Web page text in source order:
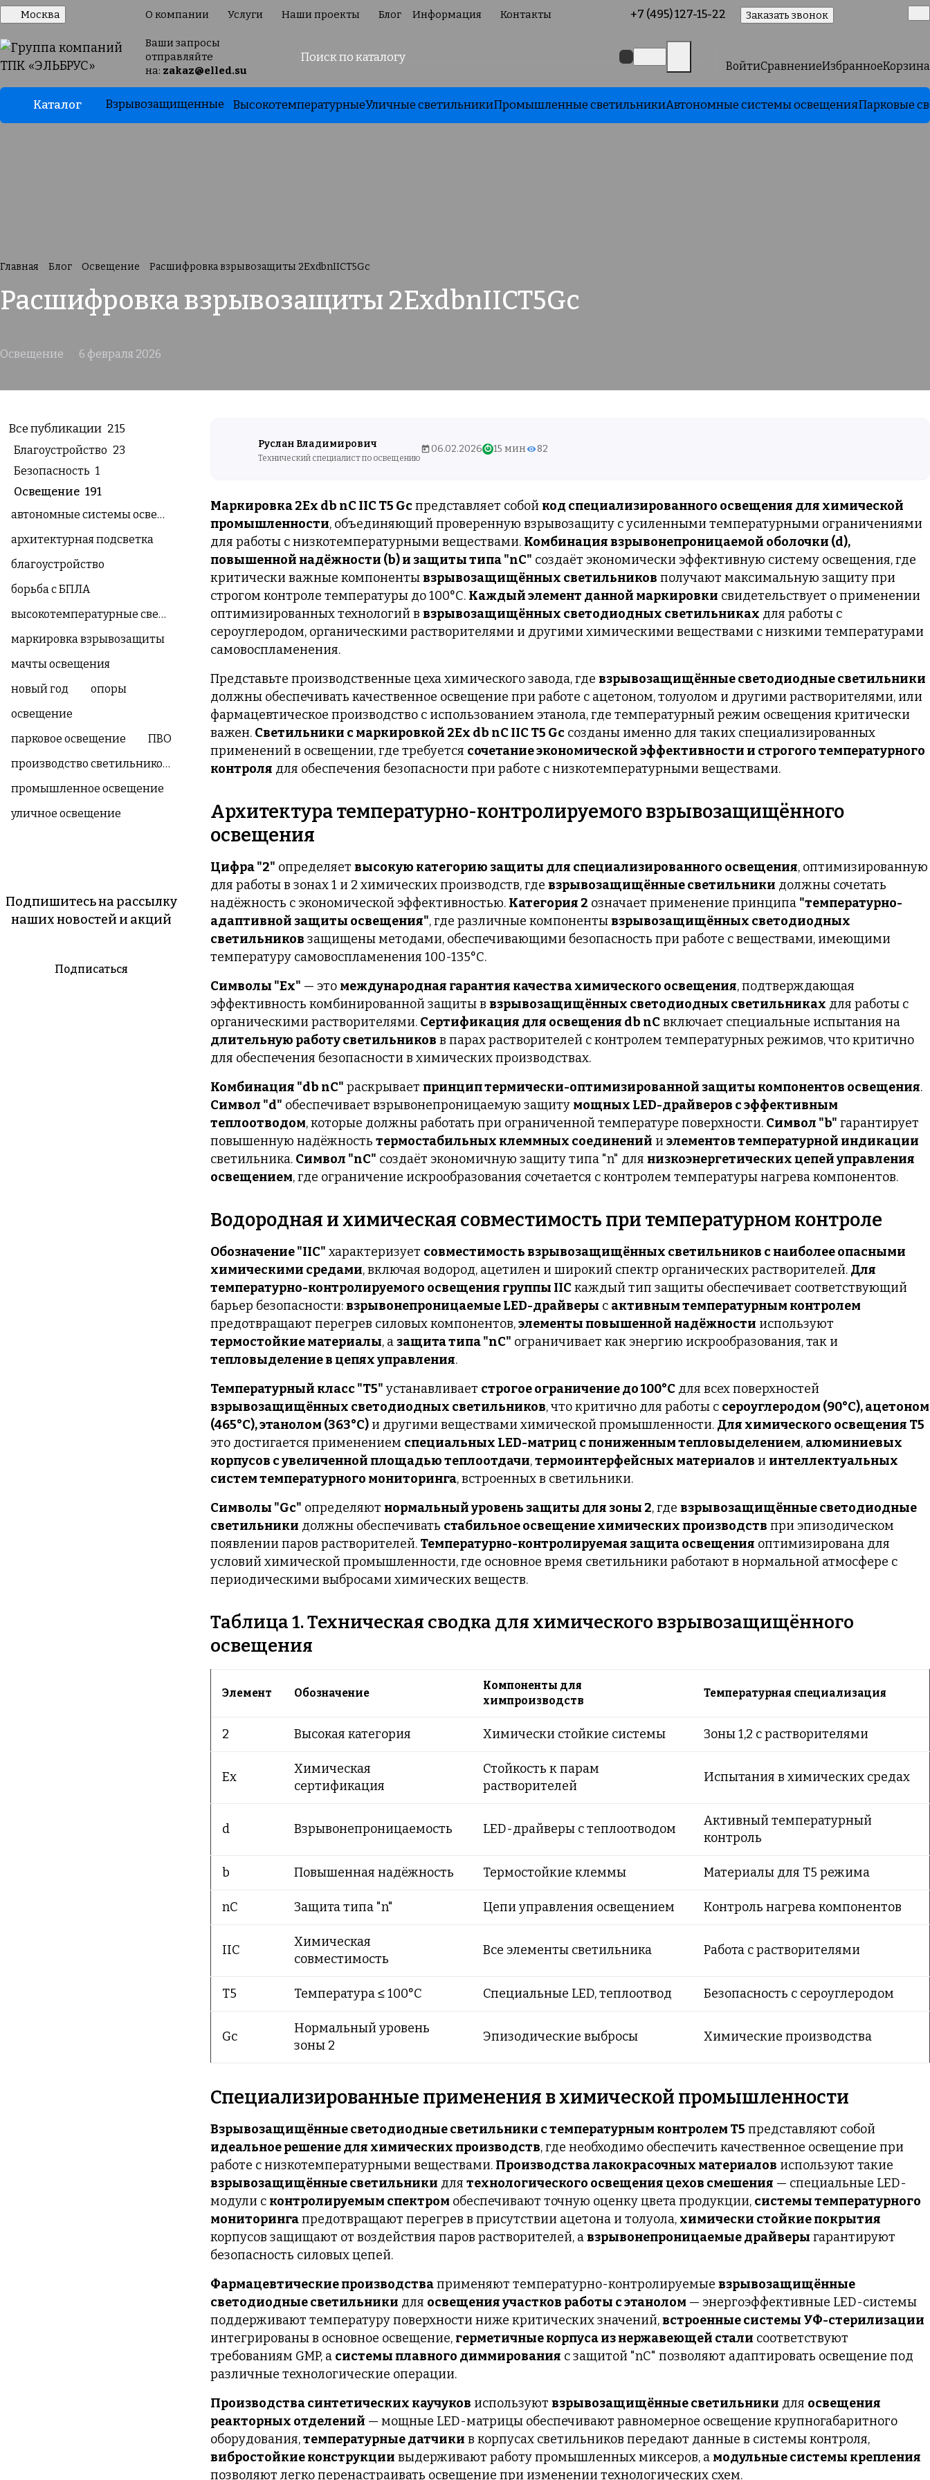
Москва О компании Услуги Наши проекты Блог Информация Контакты +7 (495) 127-15-22 Заказать звонок
Ваши запросы
отправляйте
на: zakaz@elled.su ВойтиСравнениеИзбранноеКорзина
Каталог Взрывозащищенные ВысокотемпературныеУличные светильникиПромышленные светильникиАвтономные системы освещенияПарковые
Главная Блог Освещение Расшифровка взрывозащиты 2ExdbnIICT5Gc
Расшифровка взрывозащиты 2ExdbnIICT5Gc
Освещение 6 февраля 2026
Руслан Владимирович
Технический специалист по освещению
06.02.2026 ⏱ 15 мин 82
Маркировка 2Ex db nC IIC T5 Gcпредставляет собой код специализированного освещения для химической
промышленности, объединяющий проверенную взрывозащиту с усиленными температурными ограничениями
для работы с низкотемпературными веществами. Комбинация взрывонепроницаемой оболочки (d),
повышенной надёжности (b) и защиты типа "nC" создаёт экономически эффективную систему освещения, где
критически важные компонентывзрывозащищённых светильников получают максимальную защиту при
строгом контроле температуры до 100°C. Каждый элемент данной маркировки свидетельствует о применении
оптимизированных технологий в взрывозащищённых светодиодных светильниках для работы с
сероуглеродом, органическими растворителями и другими химическими веществами с низкими температурами
самовоспламенения.
Представьте производственные цеха химического завода, где взрывозащищённые светодиодные светильники
должны обеспечивать качественное освещение при работе с ацетоном, толуолом и другими растворителями, или
фармацевтическое производство с использованием этанола, где температурный режим освещения критически
важен. Светильники с маркировкой 2Ex db nC IIC T5 Gc созданы именно для таких специализированных
применений в освещении, где требуется сочетание экономической эффективности и строгого температурного
контроля для обеспечения безопасности при работе с низкотемпературными веществами.
Архитектура температурно-контролируемого взрывозащищённого
освещения
Цифра "2" определяет высокую категорию защиты для специализированного освещения, оптимизированную
для работы в зонах 1 и 2 химических производств, где взрывозащищённые светильники должны сочетать
надёжность с экономической эффективностью. Категория 2 означает применение принципа "температурно-
адаптивной защиты освещения", где различные компонентывзрывозащищённых светодиодных
светильников защищены методами, обеспечивающими безопасность при работе с веществами, имеющими
температуру самовоспламенения 100-135°C.
Символы "Ex" — это международная гарантия качества химического освещения, подтверждающая
эффективность комбинированной защиты в взрывозащищённых светодиодных светильниках для работы с
органическими растворителями. Сертификация для освещения db nC включает специальные испытания на
длительную работу светильников в парах растворителей с контролем температурных режимов, что критично
для обеспечения безопасности в химических производствах.
Комбинация "db nC" раскрывает принцип термически-оптимизированной защиты компонентов освещения.
Символ "d" обеспечивает взрывонепроницаемую защиту мощных LED-драйверов с эффективным
теплоотводом, которые должны работать при ограниченной температуре поверхности. Символ "b" гарантирует
повышенную надёжность термостабильных клеммных соединений и элементов температурной индикации
светильника. Символ "nC" создаёт экономичную защиту типа "n" для низкоэнергетических цепей управления
освещением, где ограничение искрообразования сочетается с контролем температуры нагрева компонентов.
Водородная и химическая совместимость при температурном контроле
Обозначение "IIC" характеризует совместимость взрывозащищённых светильников с наиболее опасными
химическими средами, включая водород, ацетилен и широкий спектр органических растворителей. Для
температурно-контролируемого освещения группы IIC каждый тип защиты обеспечивает соответствующий
барьер безопасности:взрывонепроницаемые LED-драйверы с активным температурным контролем
предотвращают перегрев силовых компонентов,элементы повышенной надёжности используют
термостойкие материалы, а защита типа "nC" ограничивает как энергию искрообразования, так и
тепловыделение в цепях управления.
Температурный класс "T5" устанавливает строгое ограничение до 100°C для всех поверхностей
взрывозащищённых светодиодных светильников, что критично для работы с сероуглеродом (90°C), ацетоном
(465°C), этанолом (363°C) и другими веществами химической промышленности. Для химического освещения T5
это достигается применением специальных LED-матриц с пониженным тепловыделением, алюминиевых
корпусов с увеличенной площадью теплоотдачи,термоинтерфейсных материалов и интеллектуальных
систем температурного мониторинга, встроенных в светильники.
Символы "Gc" определяют нормальный уровень защиты для зоны 2, где взрывозащищённые светодиодные
светильники должны обеспечивать стабильное освещение химических производств при эпизодическом
появлении паров растворителей. Температурно-контролируемая защита освещения оптимизирована для
условий химической промышленности, где основное время светильники работают в нормальной атмосфере с
периодическими выбросами химических веществ.
Таблица 1. Техническая сводка для химического взрывозащищённого
освещения
Элемент Обозначение
Компоненты для
химпроизводств
Температурная специализация
2 Высокая категория Химически стойкие системы Зоны 1,2 с растворителями
Ex
Химическая
сертификация
Стойкость к парам
растворителей
Испытания в химических средах
d Взрывонепроницаемость LED-драйверы с теплоотводом
Активный температурный
контроль
b Повышенная надёжность Термостойкие клеммы Материалы для T5 режима
nC Защита типа "n" Цепи управления освещением Контроль нагрева компонентов
IIC
Химическая
совместимость
Все элементы светильника Работа с растворителями
T5 Температура ≤ 100°C Специальные LED, теплоотвод Безопасность с сероуглеродом
Gc
Нормальный уровень
зоны 2
Эпизодические выбросы Химические производства
Специализированные применения в химической промышленности
Взрывозащищённые светодиодные светильники с температурным контролем T5 представляют собой
идеальное решение для химических производств, где необходимо обеспечить качественное освещение при
работе с низкотемпературными веществами. Производства лакокрасочных материалов используют такие
взрывозащищённые светильники для технологического освещения цехов смешения — специальные LED-
модули с контролируемым спектром обеспечивают точную оценку цвета продукции, системы температурного
мониторингапредотвращают перегрев в присутствии ацетона и толуола,химически стойкие покрытия
корпусов защищают от воздействия паров растворителей, авзрывонепроницаемые драйверы гарантируют
безопасность силовых цепей.
Фармацевтические производстваприменяют температурно-контролируемые взрывозащищённые
светодиодные светильники для освещения участков работы с этанолом — энергоэффективные LED-системы
поддерживают температуру поверхности ниже критических значений,встроенные системы УФ-стерилизации
интегрированы в основное освещение, герметичные корпуса из нержавеющей стали соответствуют
требованиям GMP, а системы плавного диммирования с защитой "nC" позволяют адаптировать освещение под
различные технологические операции.
Производства синтетических каучуков используют взрывозащищённые светильники для освещения
реакторных отделений — мощные LED-матрицы обеспечивают равномерное освещение крупногабаритного
оборудования,температурные датчики в корпусах светильников передают данные в системы контроля,
вибростойкие конструкции выдерживают работу промышленных миксеров, а модульные системы крепления
позволяют легко перенастраивать освещение при изменении технологических схем.
Все публикации 215
Благоустройство 23
Безопасность 1
Освещение 191
автономные системы освещения
архитектурная подсветка
благоустройство
борьба с БПЛА
высокотемпературные светильники
маркировка взрывозащиты
мачты освещения
новый год
опоры
освещение
парковое освещение
ПВО
производство светильников Phoenix
промышленное освещение
уличное освещение
Подпишитесь на рассылку
наших новостей и акций
Подписаться